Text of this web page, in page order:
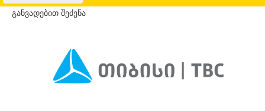
განვადებით შეძენა